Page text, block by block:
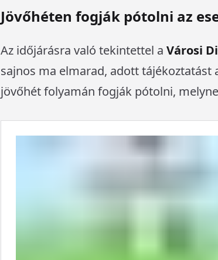
Jövőhéten fogják pótolni az
Az időjárásra való tekintettel a Városi
sajnos ma elmarad, adott
jövőhét folyamán fogják pótolni,